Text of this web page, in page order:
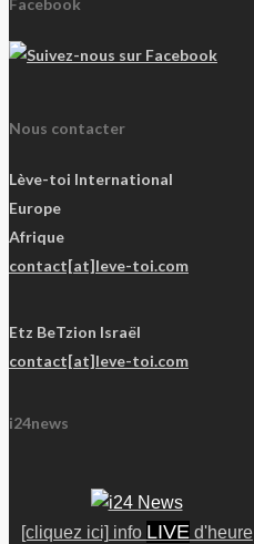
Facebook
Nous contacter
Lève-toi International
Europe
Afrique
contact[at]leve-toi.com
Etz BeTzion Israël
contact[at]leve-toi.com
i24news
[cliquez ici] info LIVE d'heure